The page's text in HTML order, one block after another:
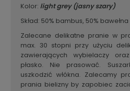
Kolor: light grey (jasny szary)
Skład: 50% bambus, 50% bawełna
Zalecane delikatne pranie w
max. 30 stopni przy użyciu
zawierających wybielaczy
płasko. Nie prasować.
uszkodzić włókna. Zalecamy
prania bielizny by zapobiec